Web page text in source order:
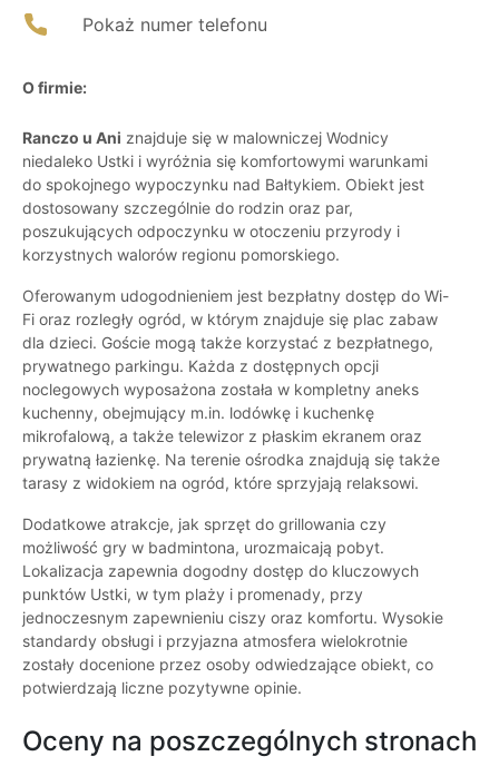
Pokaż numer telefonu
O firmie:
Ranczo u Ani znajduje się w malowniczej Wodnicy
niedaleko Ustki i wyróżnia się komfortowymi warunkami
do spokojnego wypoczynku nad Bałtykiem. Obiekt jest
dostosowany szczególnie do rodzin oraz par,
poszukujących odpoczynku w otoczeniu przyrody i
korzystnych walorów regionu pomorskiego.
Oferowanym udogodnieniem jest bezpłatny dostęp do Wi-
Fi oraz rozległy ogród, w którym znajduje się plac zabaw
dla dzieci. Goście mogą także korzystać z bezpłatnego,
prywatnego parkingu. Każda z dostępnych opcji
noclegowych wyposażona została w kompletny aneks
kuchenny, obejmujący m.in. lodówkę i kuchenkę
mikrofalową, a także telewizor z płaskim ekranem oraz
prywatną łazienkę. Na terenie ośrodka znajdują się także
tarasy z widokiem na ogród, które sprzyjają relaksowi.
Dodatkowe atrakcje, jak sprzęt do grillowania czy
możliwość gry w badmintona, urozmaicają pobyt.
Lokalizacja zapewnia dogodny dostęp do kluczowych
punktów Ustki, w tym plaży i promenady, przy
jednoczesnym zapewnieniu ciszy oraz komfortu. Wysokie
standardy obsługi i przyjazna atmosfera wielokrotnie
zostały docenione przez osoby odwiedzające obiekt, co
potwierdzają liczne pozytywne opinie.
Oceny na poszczególnych stronach